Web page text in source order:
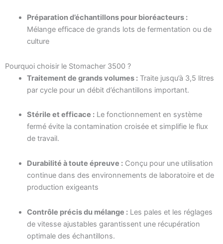
Préparation d’échantillons pour bioréacteurs :
Mélange efficace de grands lots de fermentation ou de
culture
Pourquoi choisir le Stomacher 3500 ?
Traitement de grands volumes :Traite jusqu’à 3,5 litres
par cycle pour un débit d’échantillons important.
Stérile et efficace :Le fonctionnement en système
fermé évite la contamination croisée et simplifie le flux
de travail.
Durabilité à toute épreuve :Conçu pour une utilisation
continue dans des environnements de laboratoire et de
production exigeants
Contrôle précis du mélange :Les pales et les réglages
de vitesse ajustables garantissent une récupération
optimale des échantillons.